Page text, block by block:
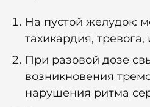
На пустой желудок:
тахикардия, тревога,
При разовой дозе
возникновения
нарушения ритма